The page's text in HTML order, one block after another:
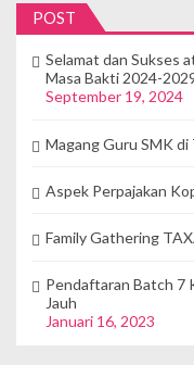
POST
Selamat dan Sukses
Masa Bakti 2024-
September 19, 2024
Magang Guru SMK
Aspek Perpajakan
Family Gathering
Pendaftaran Batch 7
Jauh
Januari 16, 2023